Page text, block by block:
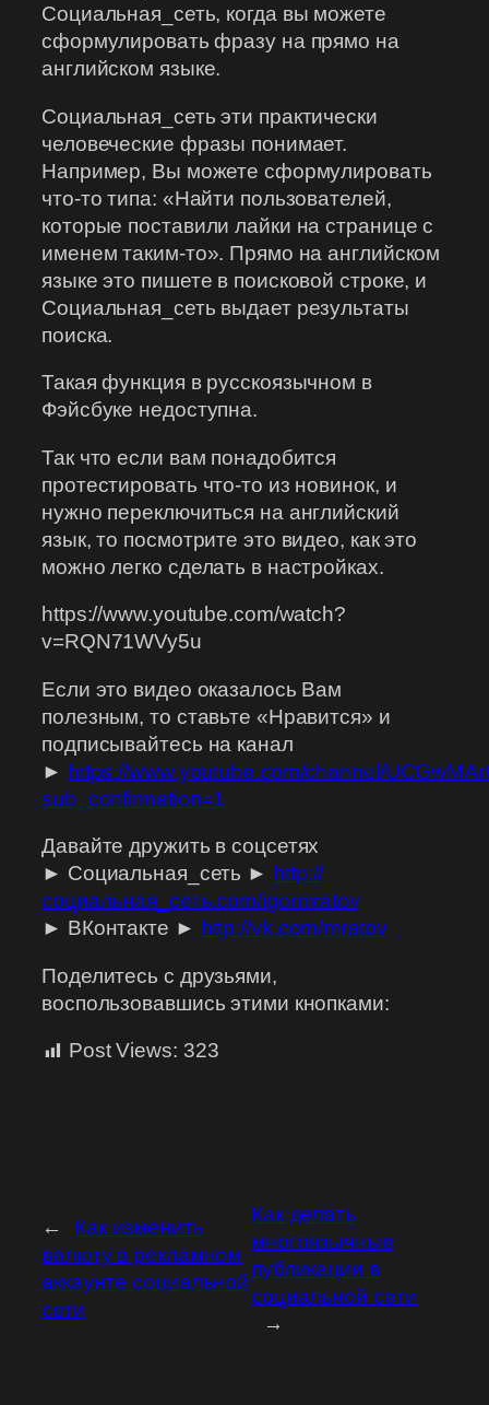
Социальная_сеть, когда вы можете
сформулировать фразу на прямо на
английском языке.
Социальная_сеть эти практически
человеческие фразы понимает.
Например, Вы можете сформулировать
что-то типа: «Найти пользователей,
которые поставили лайки на странице с
именем таким-то». Прямо на английском
языке это пишете в поисковой строке, и
Социальная_сеть выдает результаты
поиска.
Такая функция в русскоязычном в
Фэйсбуке недоступна.
Так что если вам понадобится
протестировать что-то из новинок, и
нужно переключиться на английский
язык, то посмотрите это видео, как это
можно легко сделать в настройках.
https://www.youtube.com/watch?
v=RQN71WVy5u
Если это видео оказалось Вам
полезным, то ставьте «Нравится» и
подписывайтесь на канал
► https://www.youtube.com/channel/
sub_confirmation=1
Давайте дружить в соцсетях
► Социальная_сеть ► http://
социальная_сеть.com/igormratov
► ВКонтакте ► http://vk.com/mratov
Поделитесь с друзьями,
воспользовавшись этими кнопками:
Post Views: 323
←
Как изменить
валюту в рекламном
аккаунте социальной
сети
Как делать
многоязычные
публикации в
социальной сети
→